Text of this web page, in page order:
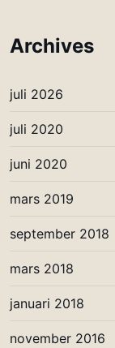
Archives
juli 2026
juli 2020
juni 2020
mars 2019
september 2018
mars 2018
januari 2018
november 2016